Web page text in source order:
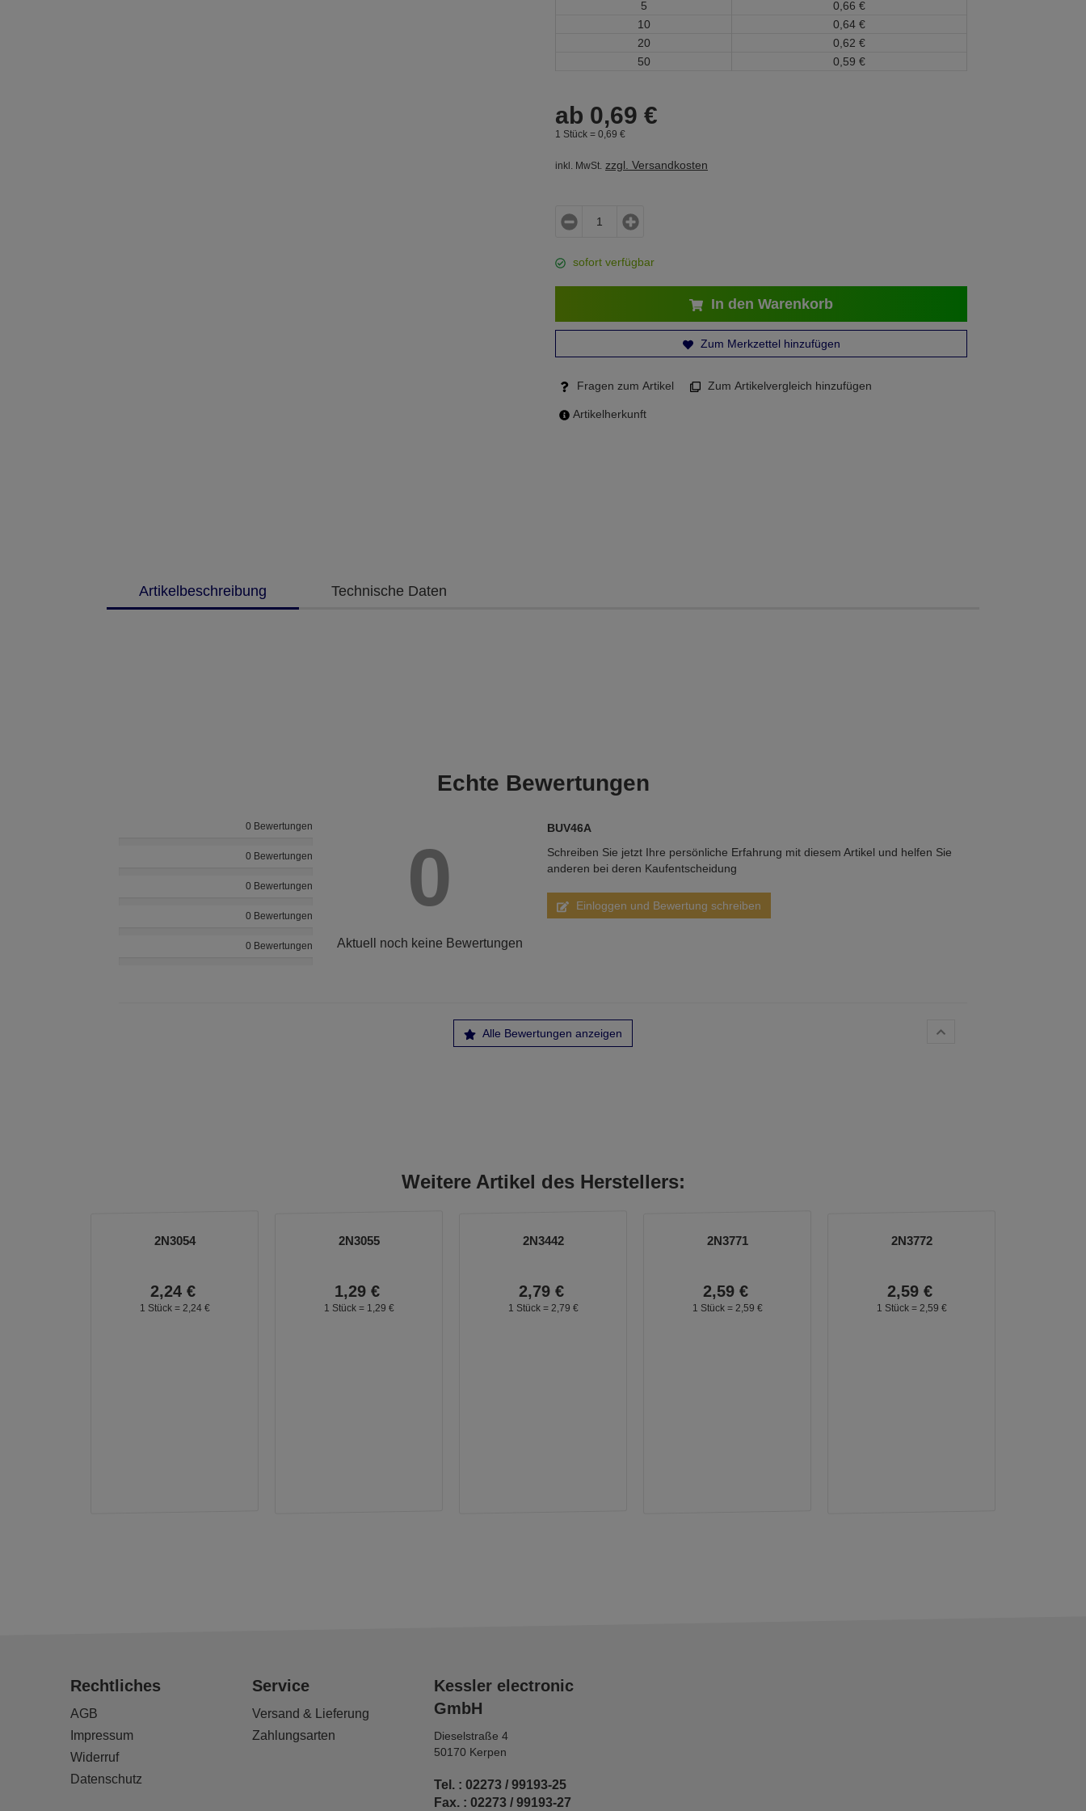
5
0, 66 €
10
0, 64 €
20
0, 62 €
50
0, 59 €
ab 0,69 €
1 Stück = 0, 69 €
inkl. MwSt. zzgl. Versandkosten
sofort verfügbar
In den Warenkorb
Zum Merkzettel hinzufügen
Fragen zum Artikel Zum Artikelvergleich hinzufügen
Artikelherkunft
Artikelbeschreibung Technische Daten
Echte Bewertungen
0 Bewertungen
0 Bewertungen
0 Bewertungen
0 Bewertungen
0 Bewertungen
0
Aktuell noch keine Bewertungen
BUV46A
Schreiben Sie jetzt Ihre persönliche Erfahrung mit diesem Artikel und helfen Sie
anderen bei deren Kaufentscheidung
Einloggen und Bewertung schreiben
Alle Bewertungen anzeigen
Weitere Artikel des Herstellers:
2N3054
2,24 €
1 Stück = 2, 24 €
2N3055
1,29 €
1 Stück = 1, 29 €
2N3442
2,79 €
1 Stück = 2, 79 €
2N3771
2,59 €
1 Stück = 2, 59 €
2N3772
2,59 €
1 Stück = 2, 59 €
Rechtliches
AGB
Impressum
Widerruf
Datenschutz
Service
Versand & Lieferung
Zahlungsarten
Kessler electronic
GmbH
Dieselstraße 4
50170 Kerpen
Tel. : 02273 / 99193-25
Fax. : 02273 / 99193-27